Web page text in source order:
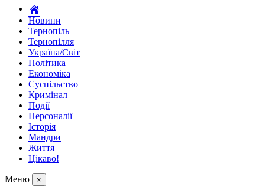
Новини
Тернопіль
Тернопілля
Україна/Світ
Політика
Економіка
Суспільство
Кримінал
Події
Персоналії
Історія
Мандри
Життя
Цікаво!
Меню ×